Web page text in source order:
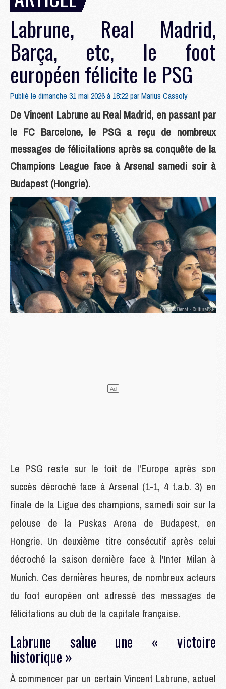
Labrune, Real Madrid,
Barça, etc, le foot
européen félicite le PSG
Publié le dimanche 31 mai 2026 à 18:22 parMarius Cassoly
De Vincent Labrune au Real Madrid, en passant par
le FC Barcelone, le PSG a reçu de nombreux
messages de félicitations après sa conquête de la
Champions League face à Arsenal samedi soir à
Budapest (Hongrie).
Le PSG reste sur le toit de l'Europe après son
succès décroché face à Arsenal (1-1, 4 t.a.b. 3) en
finale de la Ligue des champions, samedi soir sur la
pelouse de la Puskas Arena de Budapest, en
Hongrie. Un deuxième titre consécutif après celui
décroché la saison dernière face à l'Inter Milan à
Munich. Ces dernières heures, de nombreux acteurs
du foot européen ont adressé des messages de
félicitations au club de la capitale française.
Labrune salue une « victoire
historique »
À commencer par un certain Vincent Labrune, actuel